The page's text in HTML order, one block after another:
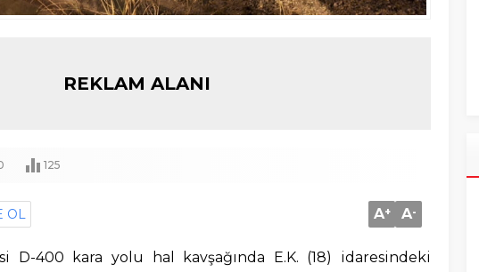
REKLAM ALANI
125
OL A+ A-
D-400 kara yolu hal kavşağında E.K. (18) idaresindeki